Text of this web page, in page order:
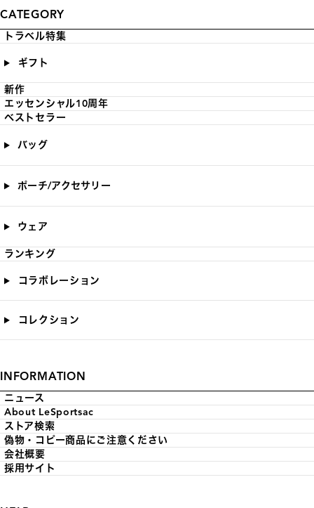
CATEGORY
トラベル特集
ギフト
新作
エッセンシャル10周年
ベストセラー
バッグ
ポーチ/アクセサリー
ウェア
ランキング
コラボレーション
コレクション
INFORMATION
ニュース
About LeSportsac
ストア検索
偽物・コピー商品にご注意ください
会社概要
採用サイト